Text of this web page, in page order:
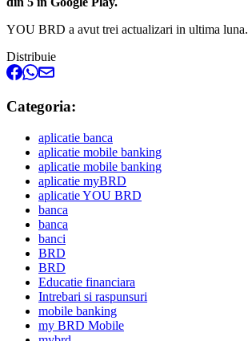
YOU BRD a avut trei actualizari in ultima luna.
Distribuie
Categoria:
aplicatie banca
aplicatie mobile banking
aplicatie mobile banking
aplicatie myBRD
aplicatie YOU BRD
banca
banca
banci
BRD
BRD
Educatie financiara
Intrebari si raspunsuri
mobile banking
my BRD Mobile